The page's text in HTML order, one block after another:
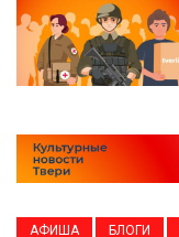
АФИША БЛОГИ